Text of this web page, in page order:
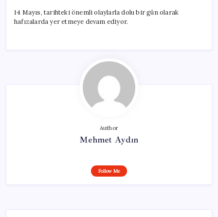
14 Mayıs, tarihteki önemli olaylarla dolu bir gün olarak
hafızalarda yer etmeye devam ediyor.
Author
Mehmet Aydın
Follow Me